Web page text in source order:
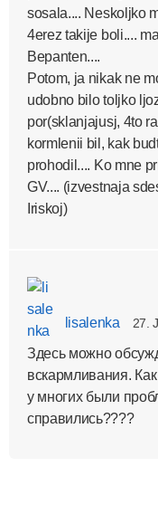
sosala.... Neskoljko
4erez takije boli....
Bepanten....
Potom, ja nikak ne
udobno bilo toljko
por(sklanjajusj, 4to
kormlenii bil, kak
prohodil.... Ko mne
GV.... (izvestnaja
Iriskoj)
lisalenka 27.
Здесь можно
вскармливания.
у многих были
справились????